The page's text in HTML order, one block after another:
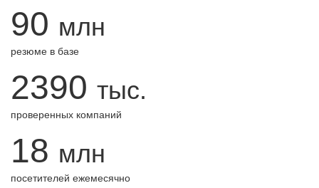
90 млн
резюме в базе
2390 тыс.
проверенных компаний
18 млн
посетителей ежемесячно